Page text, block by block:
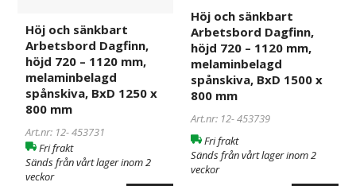
1120
mm,
melaminbelagd
spånskiva,
BxD
800
mm
Höj och sänkbart
Arbetsbord Dagfinn,
höjd 720 – 1120 mm,
melaminbelagd
spånskiva, BxD 1250 x
800 mm
Art.nr: 12-453731
Fri frakt
Sänds från vårt lager inom 2
veckor
1120
mm,
melaminbelagd
spånskiva,
BxD
1500
800
mm
Höj och sänkbart
Arbetsbord Dagfinn,
höjd 720 – 1120 mm,
melaminbelagd
spånskiva, BxD 1500 x
800 mm
Art.nr: 12-453739
Fri frakt
Sänds från vårt lager inom 2
veckor